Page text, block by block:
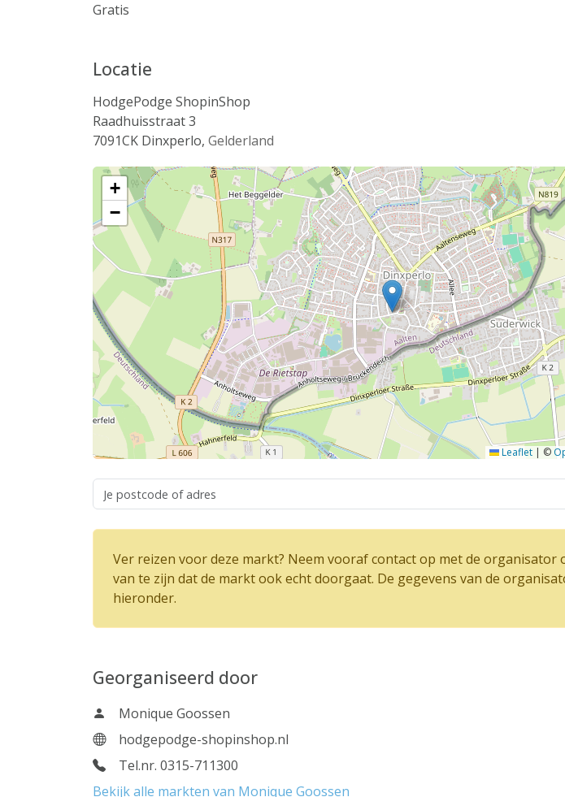
Gratis
Locatie
HodgePodge ShopinShop
Raadhuisstraat 3
7091CK Dinxperlo, Gelderland
+
−
Leaflet | ©
Ver reizen voor deze markt? Neem vooraf contact op met de organisator
van te zijn dat de markt ook echt doorgaat. De gegevens van de
hieronder.
Georganiseerd door
Monique Goossen
hodgepodge-shopinshop.nl
Tel.nr. 0315-711300
Bekijk alle markten van Monique Goossen